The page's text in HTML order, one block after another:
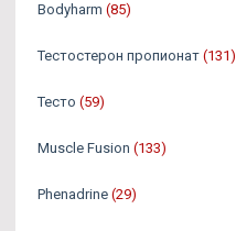
Bodyharm (85)
Тестостерон пропионат (131)
Тесто (59)
Muscle Fusion (133)
Phenadrine (29)